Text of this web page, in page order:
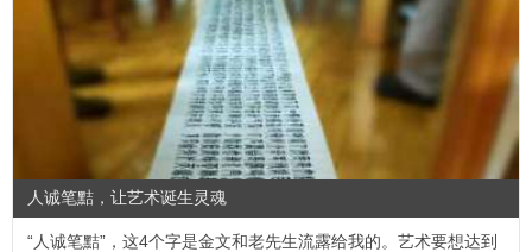
人诚笔黠，让艺术诞生灵魂
“人诚笔黠”，这4个字是金文和老先生流露给我的。艺术要想达到